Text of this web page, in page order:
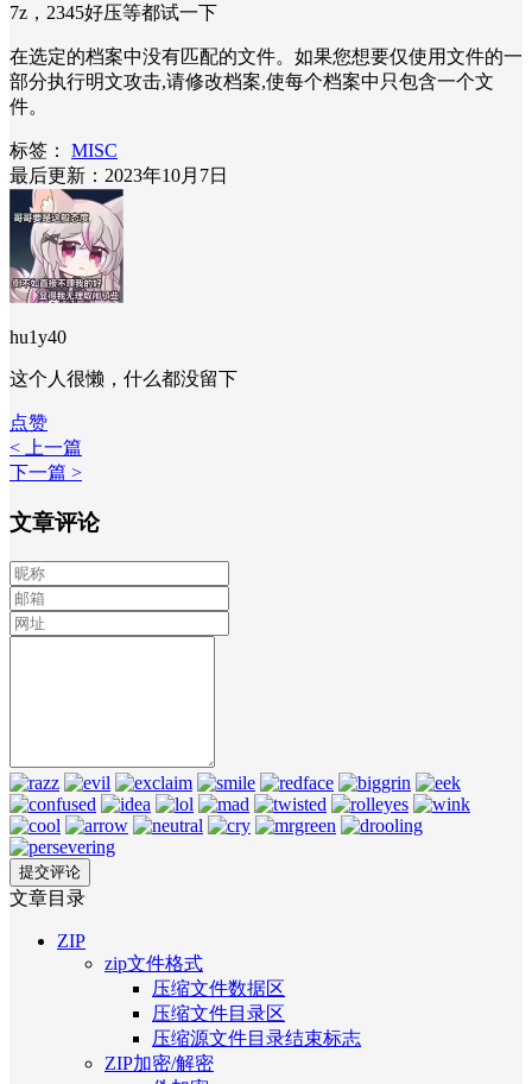
7z，2345好压等都试一下
在选定的档案中没有匹配的文件。如果您想要仅使用文件的一
部分执行明文攻击,请修改档案,使每个档案中只包含一个文
件。
标签：
MISC
最后更新：2023年10月7日
hu1y40
这个人很懒，什么都没留下
点赞
< 上一篇
下一篇 >
文章评论
文章目录
ZIP
zip文件格式
压缩文件数据区
压缩文件目录区
压缩源文件目录结束标志
ZIP加密/解密